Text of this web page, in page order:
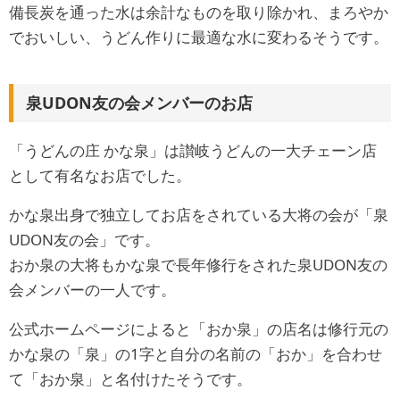
備長炭を通った水は余計なものを取り除かれ、まろやか
でおいしい、うどん作りに最適な水に変わるそうです。
泉UDON友の会メンバーのお店
「うどんの庄 かな泉」は讃岐うどんの一大チェーン店
として有名なお店でした。
かな泉出身で独立してお店をされている大将の会が「泉
UDON友の会」です。
おか泉の大将もかな泉で長年修行をされた泉UDON友の
会メンバーの一人です。
公式ホームページによると「おか泉」の店名は修行元の
かな泉の「泉」の1字と自分の名前の「おか」を合わせ
て「おか泉」と名付けたそうです。